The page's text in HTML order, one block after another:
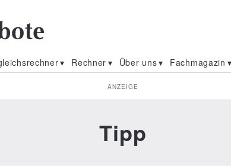
Rechner Über uns Fachmagazin
ANZEIGE
Tipp